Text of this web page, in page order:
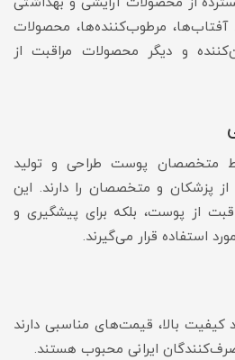
مرطوب‌کننده‌ها، محصولات
و دیگر محصولات مراقبت از
متخصصان پوست طراحی و تولید
از پزشکان و متخصصان را دارند. این
از پوست، بلکه برای پیشگیری و
استفاده قرار می‌گیرند.
کیفیت بالا، قیمت‌های مناسبی دارند
ایرانی محبوب هستند.